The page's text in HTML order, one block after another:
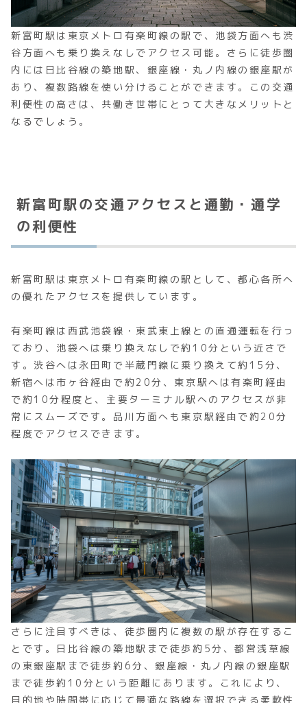
新富町駅は東京メトロ有楽町線の駅で、池袋方面へも渋
谷方面へも乗り換えなしでアクセス可能。さらに徒歩圏
内には日比谷線の築地駅、銀座線・丸ノ内線の銀座駅が
あり、複数路線を使い分けることができます。この交通
利便性の高さは、共働き世帯にとって大きなメリットと
なるでしょう。
新富町駅の交通アクセスと通勤・通学
の利便性
新富町駅は東京メトロ有楽町線の駅として、都心各所へ
の優れたアクセスを提供しています。
有楽町線は西武池袋線・東武東上線との直通運転を行っ
ており、池袋へは乗り換えなしで約10分という近さで
す。渋谷へは永田町で半蔵門線に乗り換えて約15分、
新宿へは市ヶ谷経由で約20分、東京駅へは有楽町経由
で約10分程度と、主要ターミナル駅へのアクセスが非
常にスムーズです。品川方面へも東京駅経由で約20分
程度でアクセスできます。
さらに注目すべきは、徒歩圏内に複数の駅が存在するこ
とです。日比谷線の築地駅まで徒歩約5分、都営浅草線
の東銀座駅まで徒歩約6分、銀座線・丸ノ内線の銀座駅
まで徒歩約10分という距離にあります。これにより、
目的地や時間帯に応じて最適な路線を選択できる柔軟性